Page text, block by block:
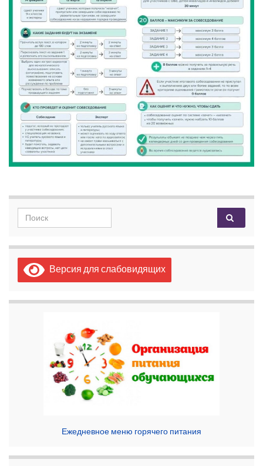
Search for:
Версия для слабовидящих
Ежедневное меню горячего питания